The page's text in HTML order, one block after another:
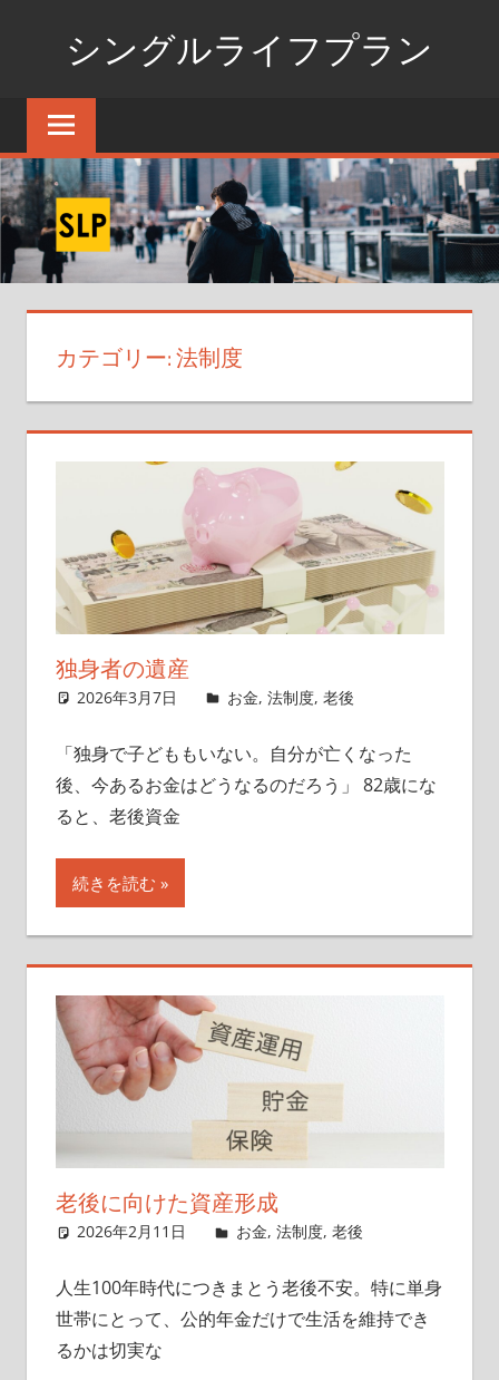
へ
ス
キ
ッ
シングルライフプラン
独
活
た
め
タ
カテゴリー:法制度
独身者の遺産
2026年3月7日 singlelife65
お金, 法制度, 老後
「独身で子どももいない。自分が亡くなった
後、今あるお金はどうなるのだろう」 82歳にな
ると、老後資金
続きを読む
老後に向けた資産形成
2026年2月11日 singlelife65
お金, 法制度, 老後
人生100年時代につきまとう老後不安。特に単身
世帯にとって、公的年金だけで生活を維持でき
るかは切実な